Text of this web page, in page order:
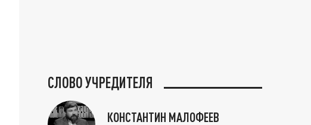
СЛОВО УЧРЕДИТЕЛЯ
КОНСТАНТИН МАЛОФЕЕВ